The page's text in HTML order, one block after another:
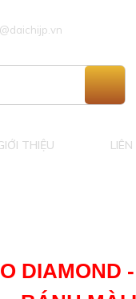
THIỆU LIÊN
DIAMOND